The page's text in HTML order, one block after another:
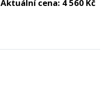
Aktuální cena: 4 560 Kč